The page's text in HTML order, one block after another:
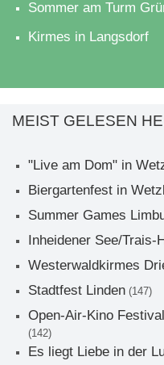
Sommer am Turm
Kirmes in Langsdorf
MEIST GELESEN
"Live am Dom" in
Biergartenfest in
Summer Games
Inheidener See/Trais-
Westerwaldkirmes
Stadtfest Linden (147)
Open-Air-Kino
(142)
Es liegt Liebe in der